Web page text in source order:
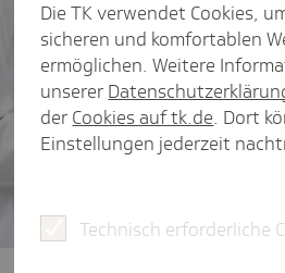
Zukunft der
Die TK verwendet Cookies,
sicheren und komfortablen
ermöglichen. Weitere
unserer
der Cookies auf tk.de. Dort
Einstellungen jederzeit
Technisch erforderliche